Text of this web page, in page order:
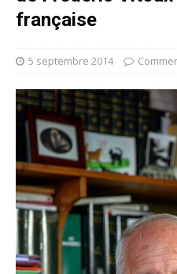
française
5 septembre 2014